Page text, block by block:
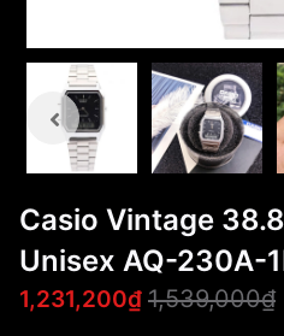
Casio Vintage
Unisex AQ-230A-
1,231,200₫ 1,539,000₫